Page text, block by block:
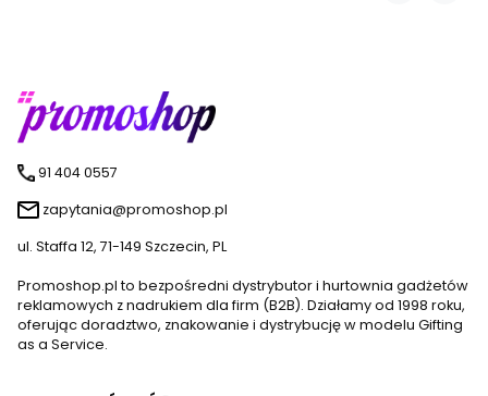
91 404 0557
zapytania@promoshop.pl
ul. Staffa 12, 71-149 Szczecin, PL
Promoshop.pl to bezpośredni dystrybutor i hurtownia gadżetów
reklamowych z nadrukiem dla firm (B2B). Działamy od 1998 roku,
oferując doradztwo, znakowanie i dystrybucję w modelu Gifting
as a Service.